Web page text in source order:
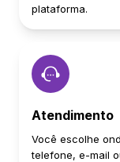
plataforma.
Atendimento
Você escolhe
telefone, e-mail